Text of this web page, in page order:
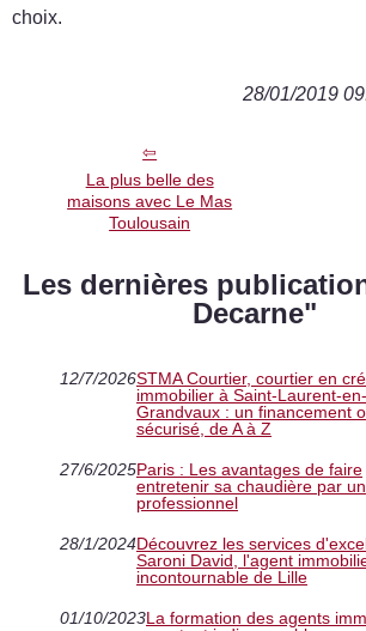
choix.
28/01/2019
La plus belle des
maisons avec Le Mas
Toulousain
Les dernières
Decarne"
12/7/2026STMA Courtier, courtier en
immobilier à Saint-Laurent-en-
Grandvaux : un financement
sécurisé, de A à Z
27/6/2025Paris : Les avantages de faire
entretenir sa chaudière par un
professionnel
28/1/2024Découvrez les services
Saroni David, l'agent
incontournable de Lille
01/10/2023La formation des agents